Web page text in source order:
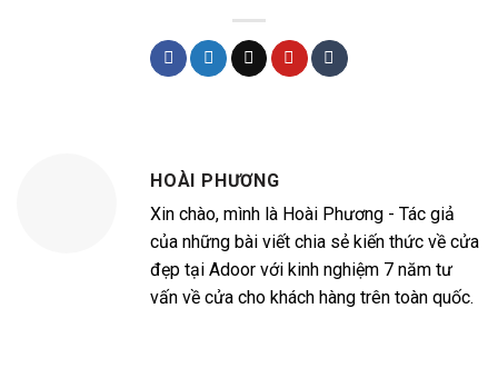
HOÀI PHƯƠNG
Xin chào, mình là Hoài Phương - Tác giả
của những bài viết chia sẻ kiến thức về cửa
đẹp tại Adoor với kinh nghiệm 7 năm tư
vấn về cửa cho khách hàng trên toàn quốc.